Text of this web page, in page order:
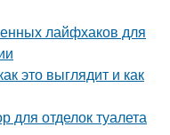
лайфхаков для
это выглядит и как
отделок туалета